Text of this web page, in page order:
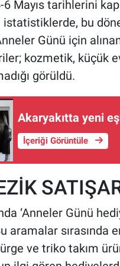
6 Mayıs tarihlerini
bu
Günü için
kozmetik, küçük
görüldü.
Akaryakıtta yeni
İçeriği Görüntüle
‘Anneler Günü
aramalar sırasında
ve triko takım